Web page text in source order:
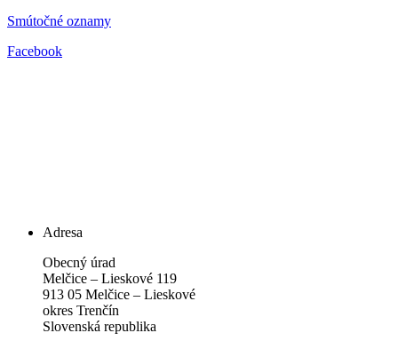
Smútočné oznamy
Facebook
Adresa
Obecný úrad
Melčice – Lieskové 119
913 05 Melčice – Lieskové
okres Trenčín
Slovenská republika